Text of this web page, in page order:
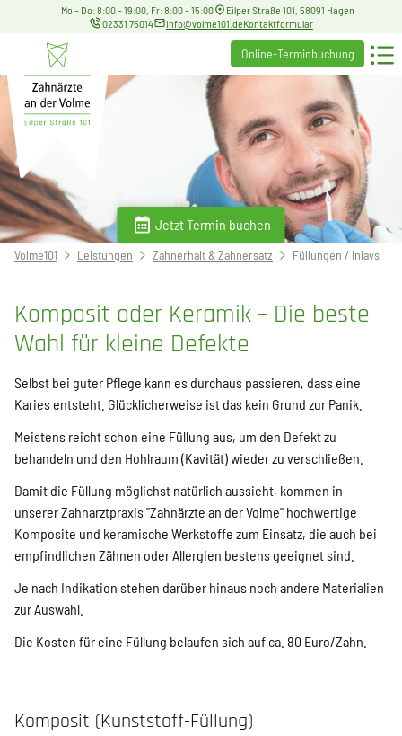
Mo – Do: 8:00 – 19:00, Fr: 8:00 – 15:00
Eilper Straße 101, 58091 Hagen
02331 75014
info@volme101.deKontaktformular
Online-Terminbuchung
Jetzt Termin buchen
Sie
hier:
Volme101 Leistungen Zahnerhalt & Zahnersatz Füllungen / Inlays
Komposit oder Keramik – Die beste
Wahl für kleine Defekte
Selbst bei guter Pflege kann es durchaus passieren, dass eine
Karies entsteht. Glücklicherweise ist das kein Grund zur Panik.
Meistens reicht schon eine Füllung aus, um den Defekt zu
behandeln und den Hohlraum (Kavität) wieder zu verschließen.
Damit die Füllung möglichst natürlich aussieht, kommen in
unserer Zahnarztpraxis "Zahnärzte an der Volme" hochwertige
Komposite und keramische Werkstoffe zum Einsatz, die auch bei
empfindlichen Zähnen oder Allergien bestens geeignet sind.
Je nach Indikation stehen darüber hinaus noch andere Materialien
zur Auswahl.
Die Kosten für eine Füllung belaufen sich auf ca. 80 Euro/Zahn.
Komposit (Kunststoff-Füllung)